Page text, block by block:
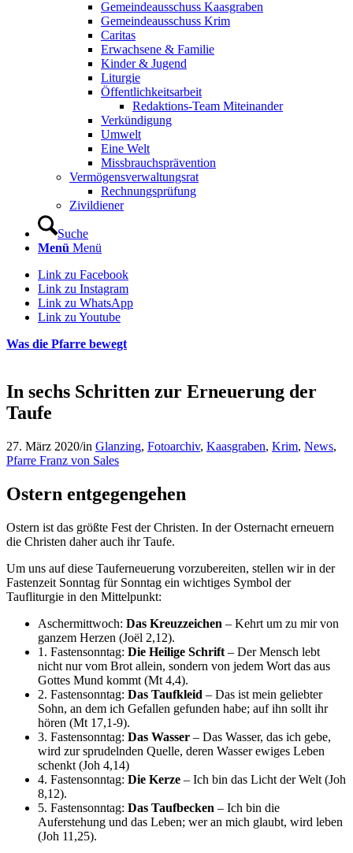
Gemeindeausschuss Kaasgraben
Gemeindeausschuss Krim
Caritas
Erwachsene & Familie
Kinder & Jugend
Liturgie
Öffentlichkeitsarbeit
Redaktions-Team Miteinander
Verkündigung
Umwelt
Eine Welt
Missbrauchsprävention
Vermögensverwaltungsrat
Rechnungsprüfung
Zivildiener
Suche
Menü Menü
Link zu Facebook
Link zu Instagram
Link zu WhatsApp
Link zu Youtube
Was die Pfarre bewegt
In sechs Schritten zur Erneuerung der
Taufe
27. März 2020/in Glanzing, Fotoarchiv, Kaasgraben, Krim, News,
Pfarre Franz von Sales
Ostern entgegengehen
Ostern ist das größte Fest der Christen. In der Osternacht erneuern
die Christen daher auch ihr Taufe.
Um uns auf diese Tauferneuerung vorzubereiten, stellen wir in der
Fastenzeit Sonntag für Sonntag ein wichtiges Symbol der
Taufliturgie in den Mittelpunkt:
Aschermittwoch: Das Kreuzzeichen – Kehrt um zu mir von
ganzem Herzen (Joël 2,12).
1. Fastensonntag: Die Heilige Schrift – Der Mensch lebt
nicht nur vom Brot allein, sondern von jedem Wort das aus
Gottes Mund kommt (Mt 4,4).
2. Fastensonntag: Das Taufkleid – Das ist mein geliebter
Sohn, an dem ich Gefallen gefunden habe; auf ihn sollt ihr
hören (Mt 17,1-9).
3. Fastensonntag: Das Wasser – Das Wasser, das ich gebe,
wird zur sprudelnden Quelle, deren Wasser ewiges Leben
schenkt (Joh 4,14)
4. Fastensonntag: Die Kerze – Ich bin das Licht der Welt (Joh
8,12).
5. Fastensonntag: Das Taufbecken – Ich bin die
Auferstehung und das Leben; wer an mich glaubt, wird leben
(Joh 11,25).